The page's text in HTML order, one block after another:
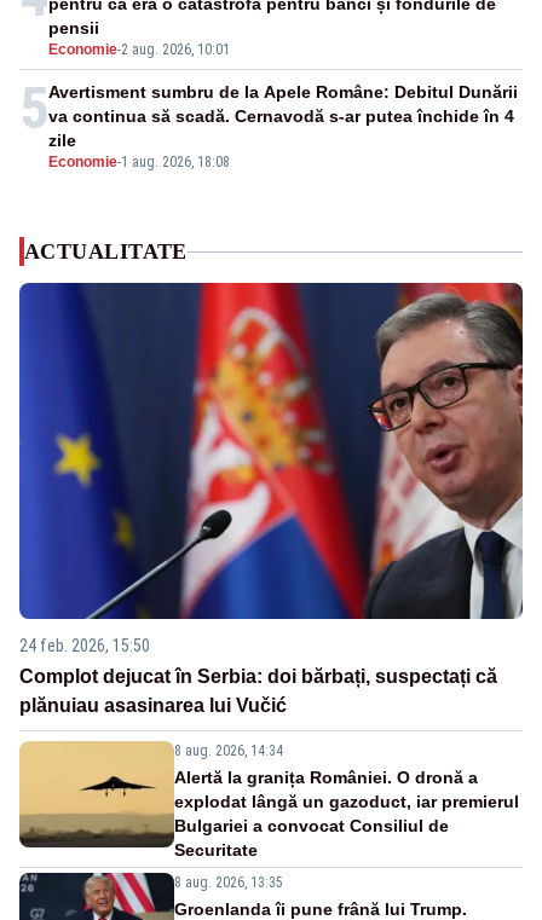
Economie-2 aug. 2026, 10:01
pensii
5
Economie-1 aug. 2026, 18:08
Avertisment sumbru de la Apele Române: Debitul Dunării
va continua să scadă. Cernavodă s-ar putea închide în 4
zile
ACTUALITATE
24 feb. 2026, 15:50
Complot dejucat în Serbia: doi bărbați, suspectați că
plănuiau asasinarea lui Vučić
8 aug. 2026, 14:34
Alertă la granița României. O dronă a
explodat lângă un gazoduct, iar premierul
Bulgariei a convocat Consiliul de
Securitate
8 aug. 2026, 13:35
Groenlanda îi pune frână lui Trump.